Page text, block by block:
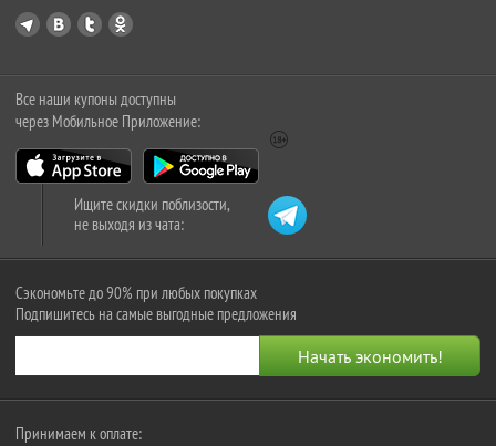
Все наши купоны доступны
через Мобильное Приложение:
Ищите скидки поблизости,
не выходя из чата:
Сэкономьте до 90% при любых покупках
Подпишитесь на самые выгодные предложения
Принимаем к оплате: